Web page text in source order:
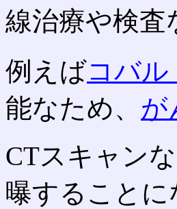
線治療や検査
例えばコバル
能なため、 が
CTスキャン
曝すること